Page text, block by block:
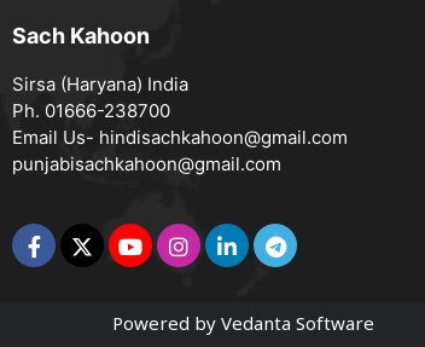
Sach Kahoon
Sirsa (Haryana) India
Ph. 01666-238700
Email Us- hindisachkahoon@gmail.com
punjabisachkahoon@gmail.com
Powered by Vedanta Software